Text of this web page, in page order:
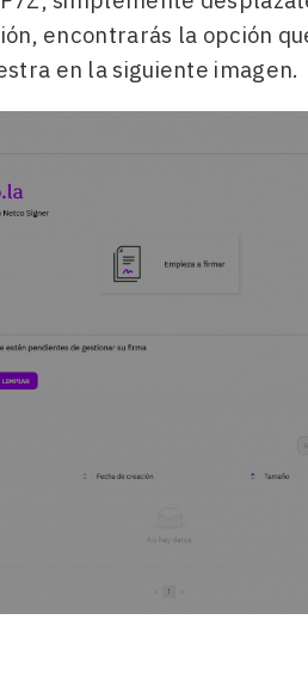
encontrarás la opción
en la siguiente imagen.